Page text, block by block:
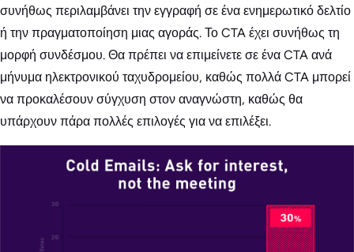
συνήθως περιλαμβάνει την εγγραφή σε ένα ενημερωτικό δελτίο
ή την πραγματοποίηση μιας αγοράς. Το CTA έχει συνήθως τη
μορφή συνδέσμου. Θα πρέπει να επιμείνετε σε ένα CTA ανά
μήνυμα ηλεκτρονικού ταχυδρομείου, καθώς πολλά CTA μπορεί
να προκαλέσουν σύγχυση στον αναγνώστη, καθώς θα
υπάρχουν πάρα πολλές επιλογές για να επιλέξει.